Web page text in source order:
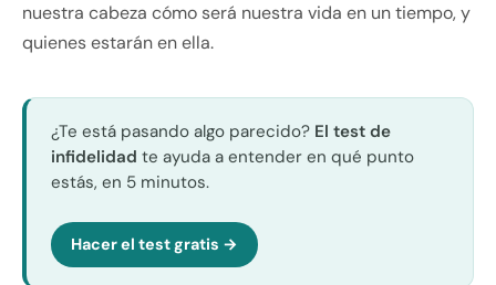
nuestra cabeza cómo será nuestra vida en un tiempo, y
quienes estarán en ella.
¿Te está pasando algo parecido? El test de
infidelidad te ayuda a entender en qué punto
estás, en 5 minutos.
Hacer el test gratis →